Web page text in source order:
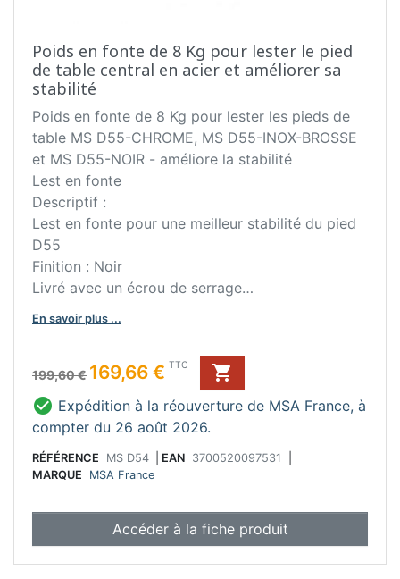
Poids en fonte de 8 Kg pour lester le pied
de table central en acier et améliorer sa
stabilité
Poids en fonte de 8 Kg pour lester les pieds de
table MS D55-CHROME, MS D55-INOX-BROSSE
et MS D55-NOIR - améliore la stabilité
Lest en fonte
Descriptif :
Lest en fonte pour une meilleur stabilité du pied
D55
Finition : Noir
Livré avec un écrou de serrage
Bon à savoir :
Permet d'installer un plateau de diamètre 900
mm, d'un poids maxi de 50 kg.
En savoir plus ...
Prix de base
199,60 €
Prix 169,66 € TTC

 Expédition à la réouverture de MSA France, à
compter du 26 août 2026.
RÉFÉRENCE MS D54 EAN 3700520097531
MARQUE
MSA France
Accéder à la fiche produit